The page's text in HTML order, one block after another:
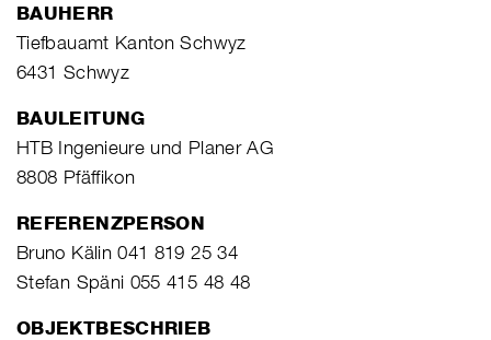
BAUHERR
Tiefbauamt Kanton Schwyz
6431 Schwyz
BAULEITUNG
HTB Ingenieure und Planer AG
8808 Pfäffikon
REFERENZPERSON
Bruno Kälin 041 819 25 34
Stefan Späni 055 415 48 48
OBJEKTBESCHRIEB